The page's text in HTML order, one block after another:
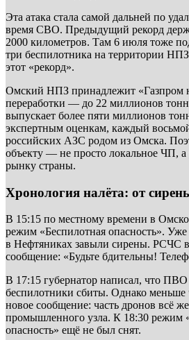
Эта атака стала самой дальней по
время СВО. Предыдущий рекорд
2000 километров. Там 6 июля тоже
три беспилотника на территории
этот «рекорд».
Омский НПЗ принадлежит «Газпром
переработки — до 22 миллионов
выпускает более пяти миллионов
экспертным оценкам, каждый
российских АЗС родом из Омска.
объекту — не просто локальное ЧП,
рынку страны.
Хронология налёта: от
В 15:15 по местному времени в
режим «Беспилотная опасность». Уже
в Нефтяниках завыли сирены. РСЧС
сообщение: «Будьте бдительны!
В 17:15 губернатор написал, что ПВО
беспилотники сбиты. Однако меньше
новое сообщение: часть дронов всё
промышленного узла. К 18:30 режим
опасность» ещё не был снят.